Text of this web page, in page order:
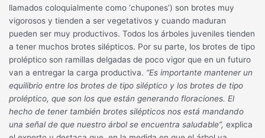
llamados coloquialmente como ‘chupones’) son brotes muy
vigorosos y tienden a ser vegetativos y cuando maduran
pueden ser muy productivos. Todos los árboles juveniles tienden
a tener muchos brotes silépticos. Por su parte, los brotes de tipo
proléptico son ramillas delgadas de poco vigor que en un futuro
van a entregar la carga productiva. “Es importante mantener un
equilibrio entre los brotes de tipo siléptico y los brotes de tipo
proléptico, que son los que están generando floraciones. El
hecho de tener también brotes silépticos nos está mandando
una señal de que nuestro árbol se encuentra saludable”, explica